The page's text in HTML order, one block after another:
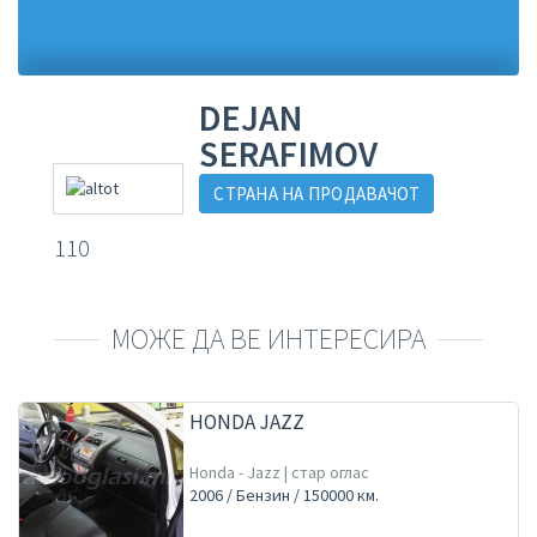
DEJAN
SERAFIMOV
СТРАНА НА ПРОДАВАЧОТ
110
МОЖЕ ДА ВЕ ИНТЕРЕСИРА
HONDA JAZZ
Honda - Jazz | стар оглас
2006 / Бензин / 150000 км.